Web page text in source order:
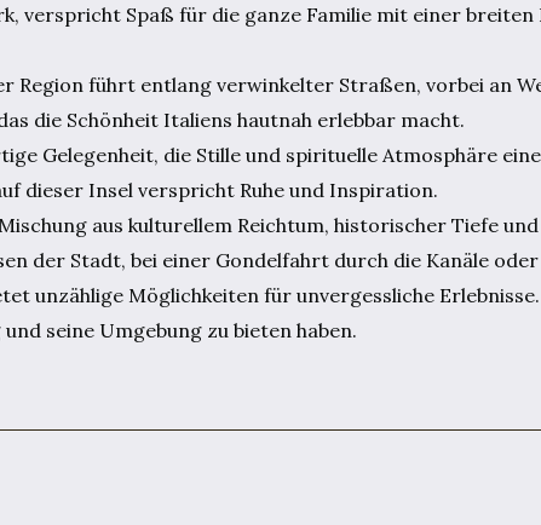
verspricht Spaß für die ganze Familie mit einer breiten
Region führt entlang verwinkelter Straßen, vorbei an
die Schönheit Italiens hautnah erlebbar macht.
Gelegenheit, die Stille und spirituelle Atmosphäre
dieser Insel verspricht Ruhe und Inspiration.
aus kulturellem Reichtum, historischer Tiefe
der Stadt, bei einer Gondelfahrt durch die Kanäle
unzählige Möglichkeiten für unvergessliche Erlebnisse.
seine Umgebung zu bieten haben.